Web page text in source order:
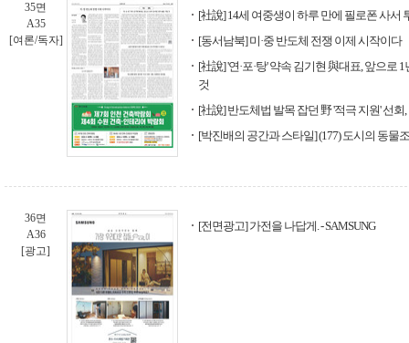
35면
A35
[여론/독자]
[社說] 14세 여중생이 하루 만에 필로폰 사서
[동서남북] 미·중 반도체 전쟁 이제 시작이다
[社說] '연·포·탕' 약속 김기현 與대표, 앞으로
것
[社說] 반도체법 발목 잡던 野 '적극 지원' 선
[박진배의 공간과 스타일] (177) 도시의 동물
36면
A36
[광고]
[전면광고] 가전을 나답게. - SAMSUNG